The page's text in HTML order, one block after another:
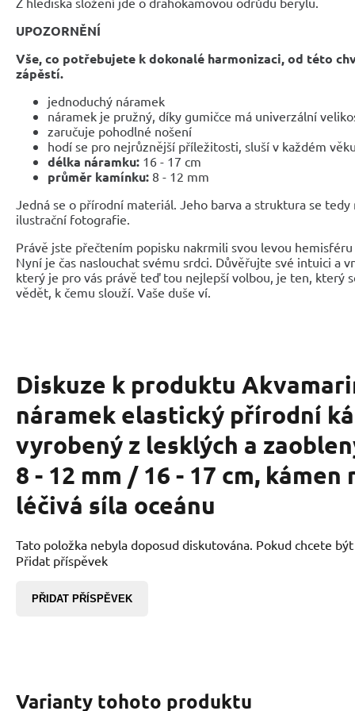
UPOZORNĚNÍ
Vše, co potřebujete k dokonalé harmonizaci, od této
zápěstí.
jednoduchý náramek
náramek je pružný, díky gumičce má univerzální
zaručuje pohodlné nošení
hodí se pro nejrůznější příležitosti, sluší v každém
délka náramku: 16 - 17 cm
průměr kamínku: 8 - 12 mm
Jedná se o přírodní materiál. Jeho barva a struktura se
ilustrační fotografie.
Právě jste přečtením popisku nakrmili svou levou
Nyní je čas naslouchat svému srdci. Důvěřujte své intuici a
který je pro vás právě teď tou nejlepší volbou, je ten, který
vědět, k čemu slouží. Vaše duše ví.
Diskuze k produktu
náramek elastický přírodní
vyrobený z lesklých a
8 - 12 mm / 16 - 17 cm,
léčivá síla oceánu
Tato položka nebyla doposud diskutována. Pokud chcete
Přidat příspěvek
PŘIDAT PŘÍSPĚVEK
Varianty tohoto produktu